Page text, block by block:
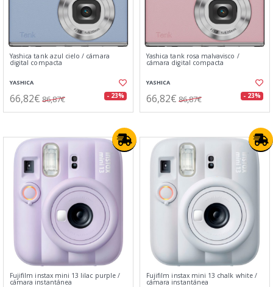
Yashica tank azul cielo / cámara
digital compacta
YASHICA
66,82€ 86,87€ - 23%
Yashica tank rosa malvavisco /
cámara digital compacta
YASHICA
66,82€ 86,87€ - 23%
Fujifilm instax mini 13 lilac purple /
cámara instantánea
Fujifilm instax mini 13 chalk white /
cámara instantánea